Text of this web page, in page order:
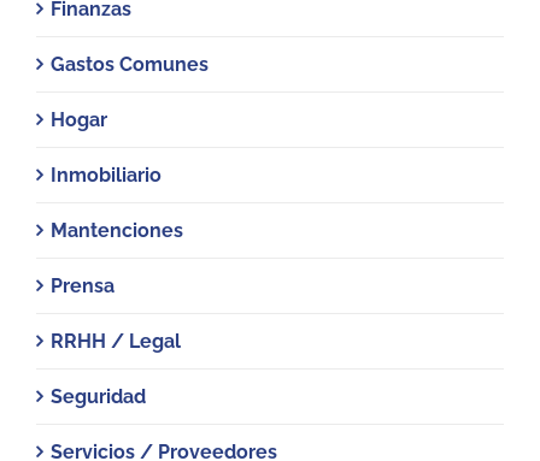
Finanzas
Gastos Comunes
Hogar
Inmobiliario
Mantenciones
Prensa
RRHH / Legal
Seguridad
Servicios / Proveedores